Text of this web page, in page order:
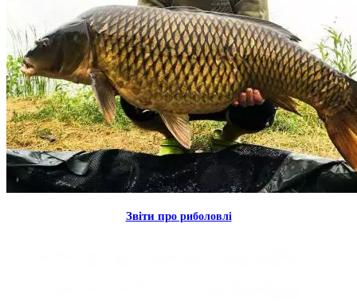
Звiти про риболовлi